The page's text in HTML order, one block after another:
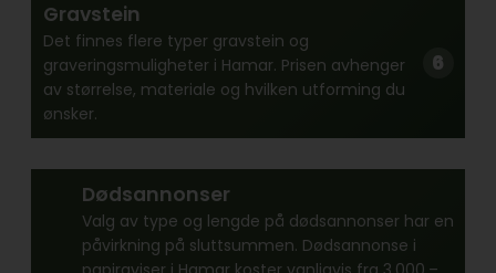
Gravstein
Det finnes flere typer gravstein og
graveringsmuligheter i Hamar. Prisen avhenger
av størrelse, materiale og hvilken utforming du
ønsker.
Dødsannonser
Valg av type og lengde på dødsannonser har en
påvirkning på sluttsummen. Dødsannonse i